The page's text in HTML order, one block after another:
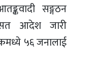
सङ्गठन
आदेश जारी
५६ जनालाई